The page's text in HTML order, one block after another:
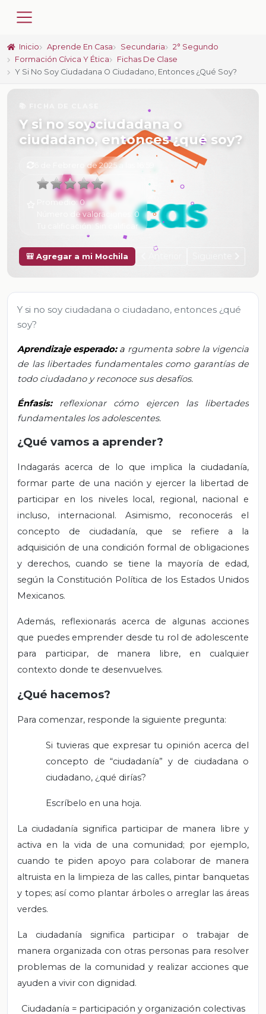
Inicio Aprende En Casa Secundaria
2° Segundo
Formación Cívica Y Ética
Fichas De Clase
Y Si No Soy Ciudadana O Ciudadano, Entonces ¿qué Soy?
Y si no soy ciudadana o
ciudadano, entonces ¿qué soy?
6 de Febrero de 2025 a las 16:59
Promedio:0
Número de valoraciones: 0
Tu calificación:
Sin calificar
🎒 Agregar a mi Mochila
Y si no soy ciudadana o ciudadano, entonces ¿qué
soy?
Aprendizaje esperado: a rgumenta sobre la vigencia
de las libertades fundamentales como garantías de
todo ciudadano y reconoce sus desafíos.
Énfasis: reflexionar cómo ejercen las libertades
fundamentales los adolescentes.
¿Qué vamos a aprender?
Indagarás acerca de lo que implica la ciudadanía,
formar parte de una nación y ejercer la libertad de
participar en los niveles local, regional, nacional e
incluso, internacional. Asimismo, reconocerás el
concepto de ciudadanía, que se refiere a la
adquisición de una condición formal de obligaciones
y derechos, cuando se tiene la mayoría de edad,
según la Constitución Política de los Estados Unidos
Mexicanos.
Además, reflexionarás acerca de algunas acciones
que puedes emprender desde tu rol de adolescente
para participar, de manera libre, en cualquier
contexto donde te desenvuelves.
¿Qué hacemos?
Para comenzar, responde la siguiente pregunta:
Si tuvieras que expresar tu opinión acerca del
concepto de “ciudadanía” y de ciudadana o
ciudadano, ¿qué dirías?
Escríbelo en una hoja.
La ciudadanía significa participar de manera libre y
activa en la vida de una comunidad; por ejemplo,
cuando te piden apoyo para colaborar de manera
altruista en la limpieza de las calles, pintar banquetas
y topes; así como plantar árboles o arreglar las áreas
verdes.
La ciudadanía significa participar o trabajar de
manera organizada con otras personas para resolver
problemas de la comunidad y realizar acciones que
ayuden a vivir con dignidad.
Ciudadanía = participación y organización colectivas